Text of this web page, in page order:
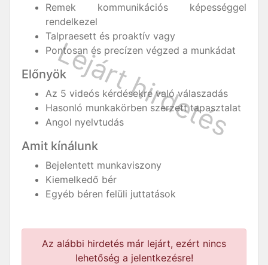
Remek kommunikációs képességgel
rendelkezel
Talpraesett és proaktív vagy
Pontosan és precízen végzed a munkádat
Előnyök
Az 5 videós kérdésekre való válaszadás
Hasonló munkakörben szerzett tapasztalat
Angol nyelvtudás
Amit kínálunk
Bejelentett munkaviszony
Kiemelkedő bér
Egyéb béren felüli juttatások
Az alábbi hirdetés már lejárt, ezért nincs
lehetőség a jelentkezésre!